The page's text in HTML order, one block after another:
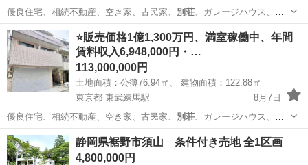
優良住宅、相続不動産、空き家、古民家、 別荘、ガレージハウス、オ
ーシャンビュー …
東京 豊島区 駒込駅 その他 物件
⭐️販売価格1億1,300万円、満室稼働中、年間
賃料収入6,948,000円・…
113,000,000円
土地面積：公簿76.94㎡、 建物面積：122.88㎡
東京都 東武練馬駅
8月7日
優良住宅、相続不動産、空き家、古民家、 別荘、ガレージハウス、オ
ーシャンビュー …
東京 板橋区 東武練馬駅 その他 物件
静岡県裾野市須山 条件付き売地 全1区画
4,800,000円